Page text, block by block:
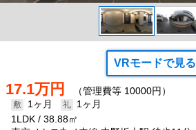
VRモードで見る
17.1万円 （管理費等 10000円）
1ヶ月
1ヶ月
1LDK
38.88㎡